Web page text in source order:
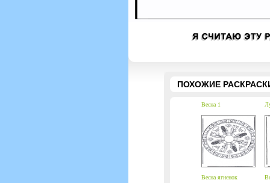
ПОХОЖИЕ
Весна 1
Весна ягненок